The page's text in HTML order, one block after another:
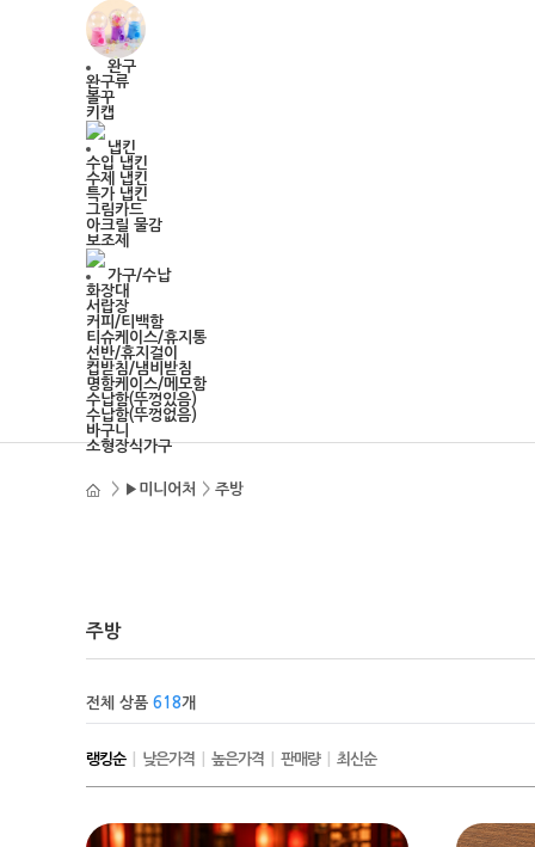
완구
완구류
볼꾸
키캡
냅킨
수입 냅킨
수제 냅킨
특가 냅킨
그림카드
아크릴 물감
보조제
가구/수납
화장대
서랍장
커피/티백함
티슈케이스/휴지통
선반/휴지걸이
컵받침/냄비받침
명함케이스/메모함
수납함(뚜껑있음)
수납함(뚜껑없음)
바구니
소형장식가구
> ▶미니어처 > 주방
주방
전체 상품 618개
랭킹순| 낮은가격 높은가격 판매량| 최신순